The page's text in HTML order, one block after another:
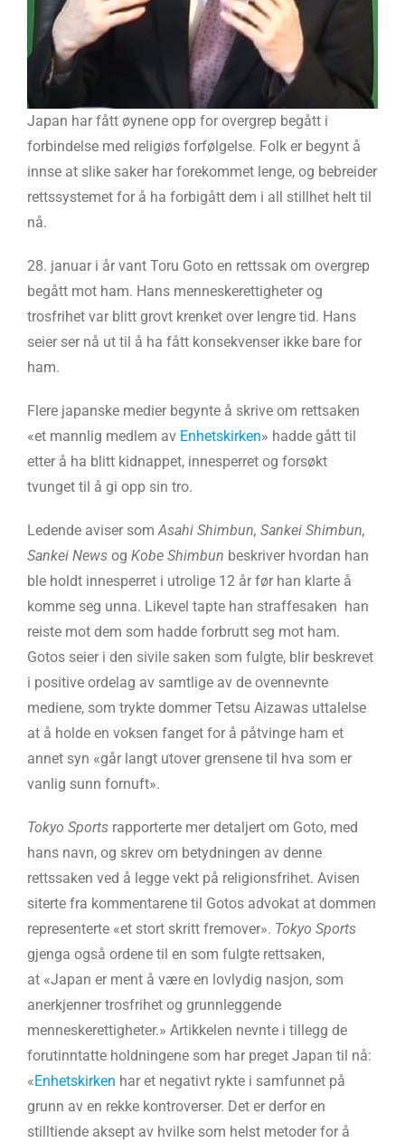
Japan har fått øynene opp for overgrep begått i
forbindelse med religiøs forfølgelse. Folk er begynt å
innse at slike saker har forekommet lenge, og bebreider
rettssystemet for å ha forbigått dem i all stillhet helt til
nå.
28. januar i år vant Toru Goto en rettssak om overgrep
begått mot ham. Hans menneskerettigheter og
trosfrihet var blitt grovt krenket over lengre tid. Hans
seier ser nå ut til å ha fått konsekvenser ikke bare for
ham.
Flere japanske medier begynte å skrive om rettsaken
«et mannlig medlem av Enhetskirken» hadde gått til
etter å ha blitt kidnappet, innesperret og forsøkt
tvunget til å gi opp sin tro.
Ledende aviser somAsahi Shimbun, Sankei Shimbun,
Sankei News og Kobe Shimbun beskriver hvordan han
ble holdt innesperret i utrolige 12 år før han klarte å
komme seg unna. Likevel tapte han straffesaken han
reiste mot dem som hadde forbrutt seg mot ham.
Gotos seier i den sivile saken som fulgte, blir beskrevet
i positive ordelag av samtlige av de ovennevnte
mediene, som trykte dommer Tetsu Aizawas uttalelse
at å holde en voksen fanget for å påtvinge ham et
annet syn «går langt utover grensene til hva som er
vanlig sunn fornuft».
Tokyo Sports rapporterte mer detaljert om Goto, med
hans navn, og skrev om betydningen av denne
rettssaken ved å legge vekt på religionsfrihet. Avisen
siterte fra kommentarene til Gotos advokat at dommen
representerte «et stort skritt fremover». Tokyo Sports
gjenga også ordene til en som fulgte rettsaken,
at «Japan er ment å være en lovlydig nasjon, som
anerkjenner trosfrihet og grunnleggende
menneskerettigheter.» Artikkelen nevnte i tillegg de
forutinntatte holdningene som har preget Japan til nå:
«Enhetskirken har et negativt rykte i samfunnet på
grunn av en rekke kontroverser. Det er derfor en
stilltiende aksept av hvilke som helst metoder for å